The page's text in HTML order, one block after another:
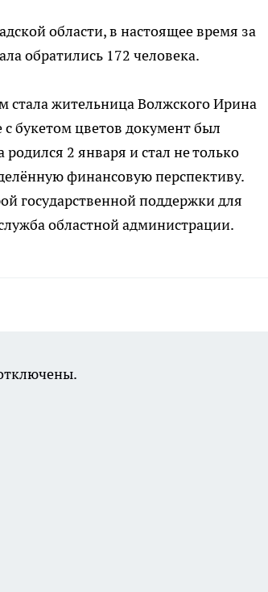
области, в настоящее время за
обратились 172 человека.
стала жительница Волжского Ирина
букетом цветов документ был
2 января и стал не только
финансовую перспективу.
государственной поддержки для
областной администрации.